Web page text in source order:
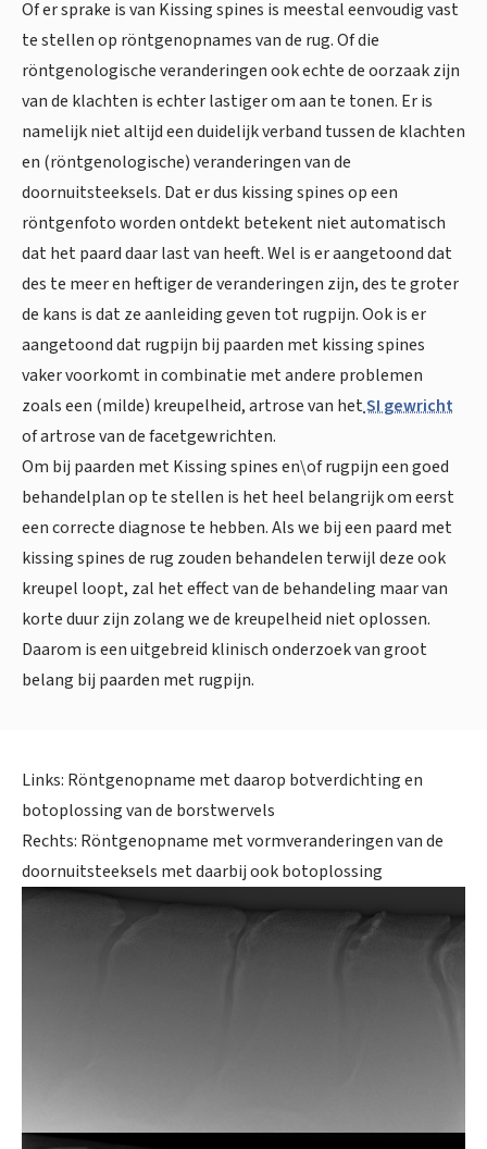
Of er sprake is van Kissing spines is meestal eenvoudig vast
te stellen op röntgenopnames van de rug. Of die
röntgenologische veranderingen ook echte de oorzaak zijn
van de klachten is echter lastiger om aan te tonen. Er is
namelijk niet altijd een duidelijk verband tussen de klachten
en (röntgenologische) veranderingen van de
doornuitsteeksels. Dat er dus kissing spines op een
röntgenfoto worden ontdekt betekent niet automatisch
dat het paard daar last van heeft. Wel is er aangetoond dat
des te meer en heftiger de veranderingen zijn, des te groter
de kans is dat ze aanleiding geven tot rugpijn. Ook is er
aangetoond dat rugpijn bij paarden met kissing spines
vaker voorkomt in combinatie met andere problemen
zoals een (milde) kreupelheid, artrose van hetSI gewricht
of artrose van de facetgewrichten.
Om bij paarden met Kissing spines en\of rugpijn een goed
behandelplan op te stellen is het heel belangrijk om eerst
een correcte diagnose te hebben. Als we bij een paard met
kissing spines de rug zouden behandelen terwijl deze ook
kreupel loopt, zal het effect van de behandeling maar van
korte duur zijn zolang we de kreupelheid niet oplossen.
Daarom is een uitgebreid klinisch onderzoek van groot
belang bij paarden met rugpijn.
Links: Röntgenopname met daarop botverdichting en
botoplossing van de borstwervels
Rechts: Röntgenopname met vormveranderingen van de
doornuitsteeksels met daarbij ook botoplossing